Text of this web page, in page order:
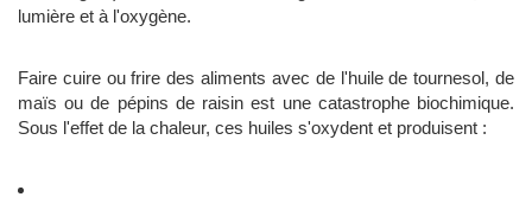
lumière et à l'oxygène.
Faire cuire ou frire des aliments avec de l'huile de tournesol, de
maïs ou de pépins de raisin est une catastrophe biochimique.
Sous l'effet de la chaleur, ces huiles s'oxydent et produisent :